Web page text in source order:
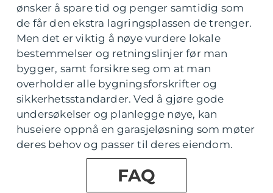
ønsker å spare tid og penger samtidig som
de får den ekstra lagringsplassen de trenger.
Men det er viktig å nøye vurdere lokale
bestemmelser og retningslinjer før man
bygger, samt forsikre seg om at man
overholder alle bygningsforskrifter og
sikkerhetsstandarder. Ved å gjøre gode
undersøkelser og planlegge nøye, kan
huseiere oppnå en garasjeløsning som møter
deres behov og passer til deres eiendom.
FAQ